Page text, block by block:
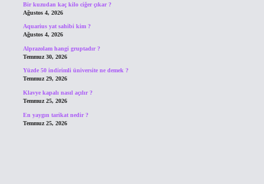
Bir kuzudan kaç kilo ciğer çıkar ?
Ağustos 4, 2026
Aquarius yat sahibi kim ?
Ağustos 4, 2026
Alprazolam hangi gruptadır ?
Temmuz 30, 2026
Yüzde 50 indirimli üniversite ne demek ?
Temmuz 29, 2026
Klavye kapalı nasıl açılır ?
Temmuz 25, 2026
En yaygın tarikat nedir ?
Temmuz 25, 2026